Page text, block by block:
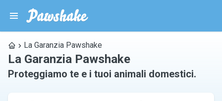
La Garanzia Pawshake
La Garanzia Pawshake
Proteggiamo te e i tuoi animali domestici.